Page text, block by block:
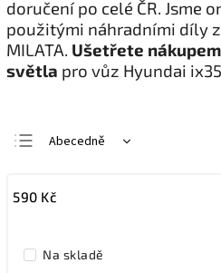
doručení po celé ČR. Jsme
použitými náhradními díly
MILATA. Ušetřete
světla pro vůz Hyundai
Abecedně
Nejdražší
590 Kč
Na skladě